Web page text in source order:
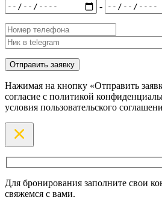
-
Нажимая на кнопку «Отправить
согласие с политикой
условия пользовательского
Для бронирования заполните свои
свяжемся с вами.